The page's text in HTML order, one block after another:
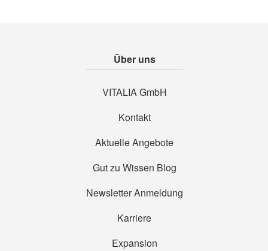
Über uns
VITALIA GmbH
Kontakt
Aktuelle Angebote
Gut zu Wissen Blog
Newsletter Anmeldung
Karriere
Expansion